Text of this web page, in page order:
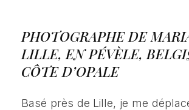
PHOTOGRAPHE DE
LILLE, EN PÉVÈLE,
CÔTE D’OPALE
Basé près de Lille, je me